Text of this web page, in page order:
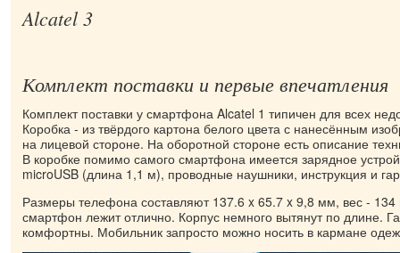
Alcatel 3
Комплект поставки и первые впечатления
Комплект поставки у смартфона Alcatel 1 типичен для всех
Коробка - из твёрдого картона белого цвета с нанесённым
на лицевой стороне. На оборотной стороне есть описание
В коробке помимо самого смартфона имеется зарядное
microUSB (длина 1,1 м), проводные наушники, инструкция и
Размеры телефона составляют 137.6 x 65.7 x 9,8 мм, вес - 134
смартфон лежит отлично. Корпус немного вытянут по длине.
комфортны. Мобильник запросто можно носить в кармане